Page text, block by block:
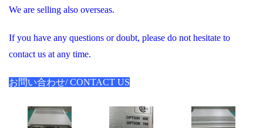
We are selling also overseas.
If you have any questions or doubt, please do not hesitate to
contact us at any time.
お問い合わせ/ CONTACT US